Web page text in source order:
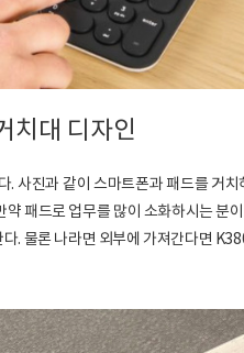
치대 디자인
사진과 같이 스마트폰과 패드를 거
패드로 업무를 많이 소화하시는 분
. 물론 나라면 외부에 가져간다면